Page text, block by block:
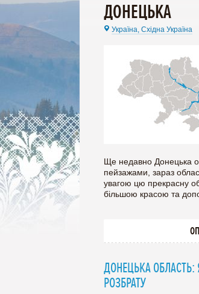
ДОНЕЦЬКА
Україна, Східна Україна
Ще недавно Донецька
пейзажами, зараз
увагою цю прекрасну
більшою красою та
ДОНЕЦЬКА ОБЛАСТЬ:
РОЗБРАТУ